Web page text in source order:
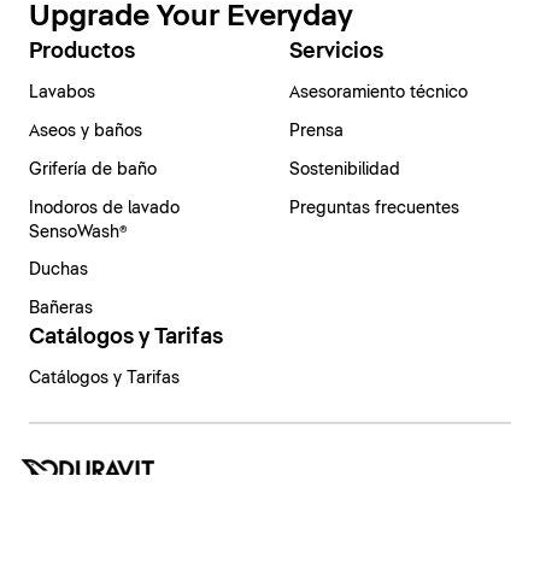
Upgrade Your Everyday
Productos
Lavabos
Aseos y baños
Grifería de baño
Inodoros de lavado
SensoWash®
Duchas
Bañeras
Servicios
Asesoramiento técnico
Prensa
Sostenibilidad
Preguntas frecuentes
Catálogos y Tarifas
Catálogos y Tarifas